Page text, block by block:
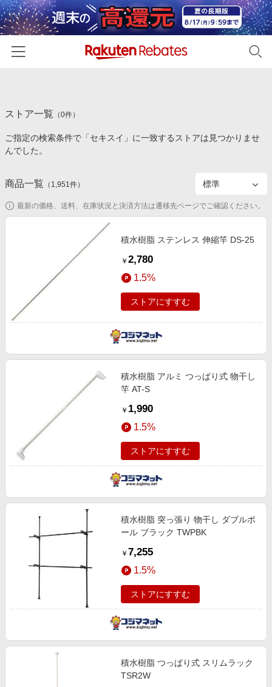
カテゴリー一覧
百貨店・総合ECモール
食品・スイーツ・お酒
コスメ・健康・医薬品
家電・PC・スマホ・カメラ
スポーツ・アウトドア・ゴルフ
インテリア・寝具
旅行・レジャー・ホテル予約
金融・マネー・保険
デジタルコンテンツ
ビジネス・その他サービス
イベント一覧
初回購入者限定特典
対象ストア新規限定特典
楽天ペイ導入ストア
楽天サービス特集
旅行特集
わくわく夏特集
Samsung ボーナスキャンペーン
週末の高還元 夏の長期版
楽天IDでログイン/会員登録
ストア一覧 （0件）
ご指定の検索条件で「セキスイ」に一致するストアは見つかりませ
んでした。
商品一覧 （ 1,951件）
最新の価格、送料、在庫状況と決済方法は遷移先ページでご確認ください。
積水樹脂 ステンレス 伸縮竿 DS-25
￥ 2,780
1.5%
ストアにすすむ
積水樹脂 アルミ つっぱり式 物干し
竿 AT-S
￥ 1,990
1.5%
ストアにすすむ
積水樹脂 突っ張り 物干し ダブルポ
ール ブラック TWPBK
￥ 7,255
1.5%
ストアにすすむ
積水樹脂 つっぱり式 スリムラック
TSR2W